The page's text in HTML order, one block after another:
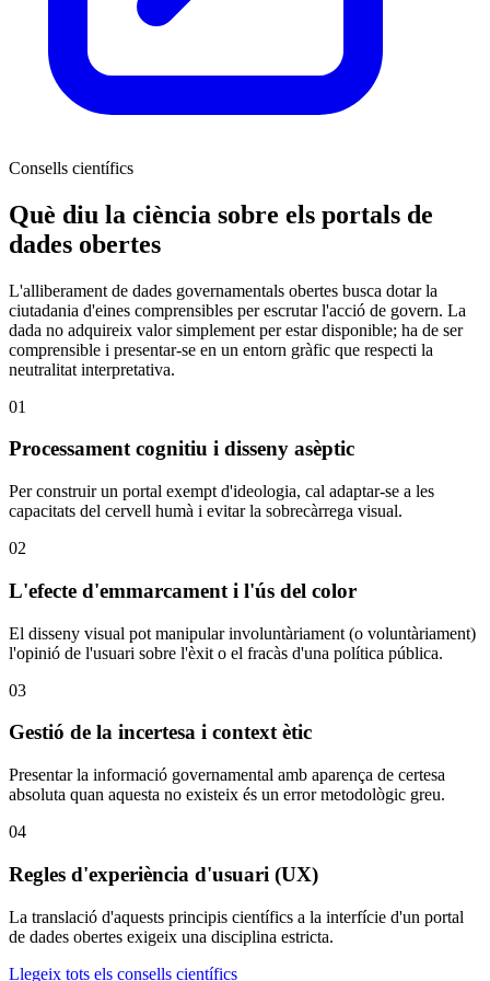
Consells científics
Què diu la ciència sobre els portals de
dades obertes
L'alliberament de dades governamentals obertes busca dotar la
ciutadania d'eines comprensibles per escrutar l'acció de govern. La
dada no adquireix valor simplement per estar disponible; ha de ser
comprensible i presentar-se en un entorn gràfic que respecti la
neutralitat interpretativa.
01
Processament cognitiu i disseny asèptic
Per construir un portal exempt d'ideologia, cal adaptar-se a les
capacitats del cervell humà i evitar la sobrecàrrega visual.
02
L'efecte d'emmarcament i l'ús del color
El disseny visual pot manipular involuntàriament (o voluntàriament)
l'opinió de l'usuari sobre l'èxit o el fracàs d'una política pública.
03
Gestió de la incertesa i context ètic
Presentar la informació governamental amb aparença de certesa
absoluta quan aquesta no existeix és un error metodològic greu.
04
Regles d'experiència d'usuari (UX)
La translació d'aquests principis científics a la interfície d'un portal
de dades obertes exigeix una disciplina estricta.
Llegeix tots els consells científics